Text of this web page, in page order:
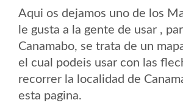
Aqui os dejamos uno de los
le gusta a la gente de usar ,
Canamabo, se trata de un
el cual podeis usar con las
recorrer la localidad de
esta pagina.